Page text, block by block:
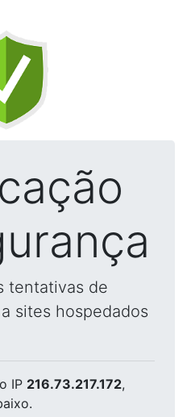
tentativas de
sites hospedados
IP 216.73.217.172,